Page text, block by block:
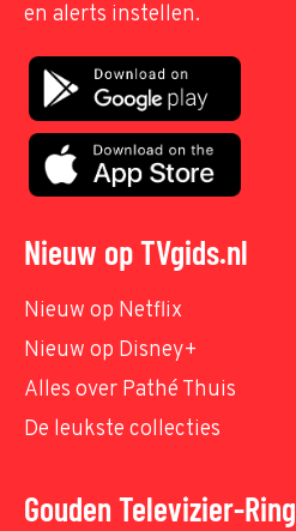
en alerts instellen.
Nieuw op TVgids.nl
Nieuw op Netflix
Nieuw op Disney+
Alles over Pathé Thuis
De leukste collecties
Gouden Televizier-Ring